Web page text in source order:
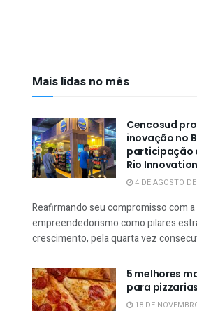
Mais lidas no mês
Cencosud
inovação no
participação
Rio
4 DE AGOSTO
Reafirmando seu compromisso com a
empreendedorismo como pilares
crescimento, pela quarta vez
5 melhores
para pizzarias
18 DE